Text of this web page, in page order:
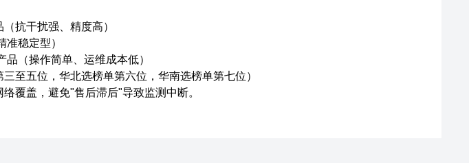
抗干扰强、精度高）
稳定型）
（操作简单、运维成本低）
至五位，华北选榜单第六位，华南选榜单第七位）
覆盖，避免"售后滞后"导致监测中断。